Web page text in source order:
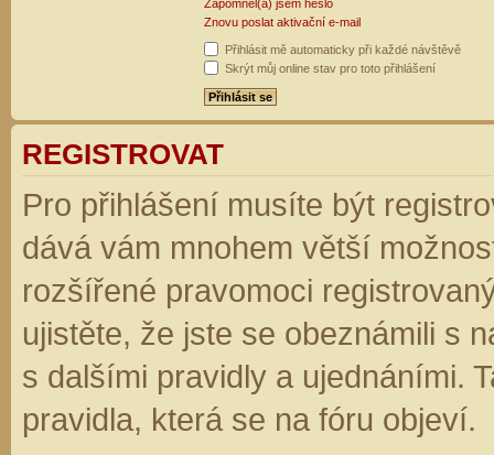
Zapomněl(a) jsem heslo
Znovu poslat aktivační e-mail
Přihlásit mě automaticky při každé návštěvě
Skrýt můj online stav pro toto přihlášení
REGISTROVAT
Pro přihlášení musíte být
dává vám mnohem větší
rozšířené pravomoci
ujistěte, že jste se obeznámili s
s dalšími pravidly a ujednáními.
pravidla, která se na fóru objeví.